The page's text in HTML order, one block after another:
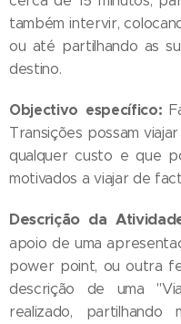
também intervir,
ou até partilhando as
destino.
Objectivo específico:
Transições possam
qualquer custo e que
motivados a viajar de
Descrição da
apoio de uma
power point, ou outra
descrição de uma
realizado, partilhando